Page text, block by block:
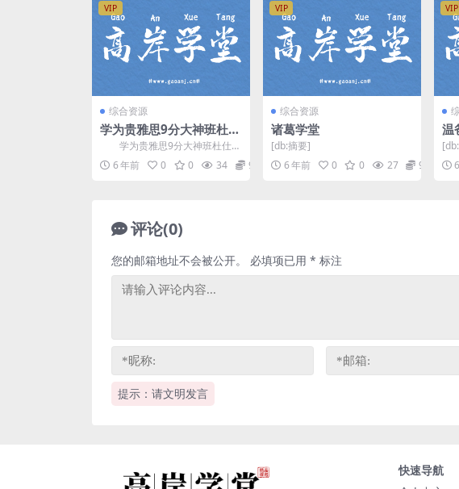
VIP
综合资源
学为贵雅思9分大神班杜仕
明写作（高清视频）百度
网盘
学为贵雅思9分大神班杜仕明
写作，百度网盘高清视频。学为
贵杜仕明老师的写作高分...
6 年前 0 0 34 9.9
VIP
综合资源
诸葛学堂
[db:摘要]
6 年前
0 0 27 9.9
VIP
温
结
评论(0)
提示：请文明发言
您的邮箱地址不会被公开。 必填项已用 * 标注
快速导航